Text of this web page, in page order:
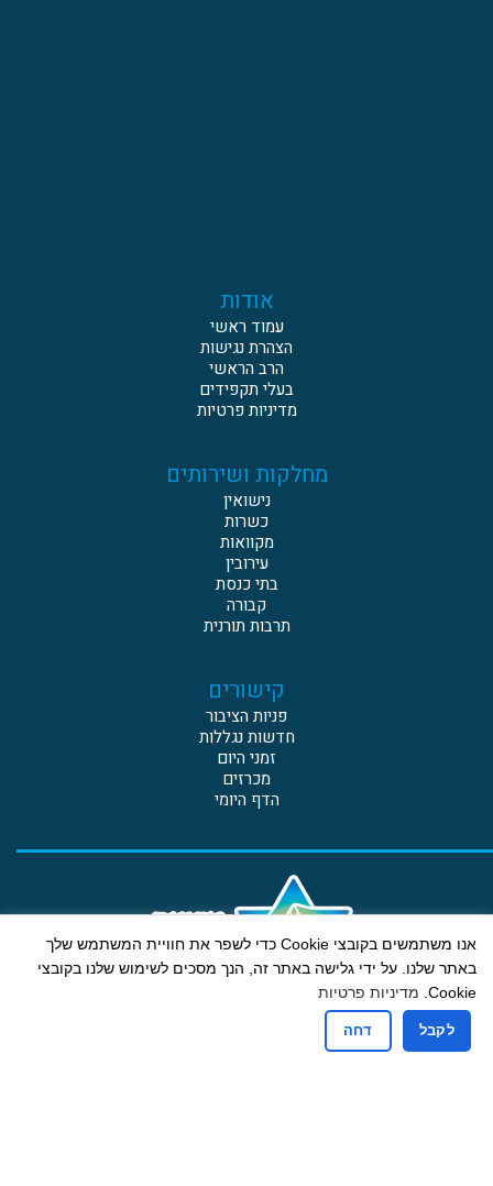
אודות
עמוד ראשי
הצהרת נגישות
הרב הראשי
בעלי תקפידים
מדיניות פרטיות
מחלקות ושירותים
נישואין
כשרות
מקוואות
עירובין
בתי כנסת
קבורה
תרבות תורנית
קישורים
פניות הציבור
חדשות נגללות
זמני היום
מכרזים
הדף היומי
אנו משתמשים בקובצי Cookie כדי לשפר את חוויית המשתמש שלך
באתר שלנו. על ידי גלישה באתר זה, הנך מסכים לשימוש שלנו בקובצי
Cookie. מדיניות פרטיות
לקבל דחה